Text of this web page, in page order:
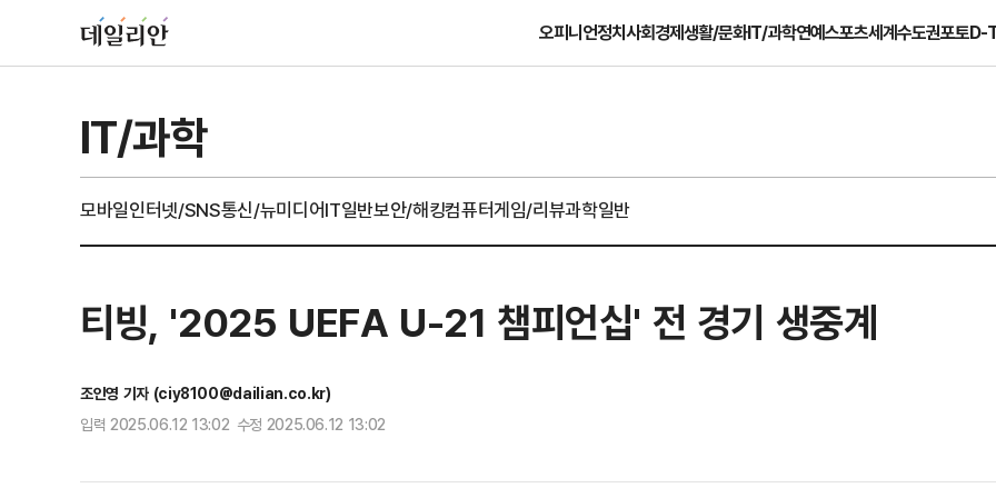
오피니언정치사회경제생활/문화IT/과학연예스포츠세계수도권포토D-
IT/과학
모바일인터넷/SNS통신/뉴미디어IT일반보안/해킹컴퓨터게임/리뷰과학일반
티빙, '2025 UEFA U-21 챔피언십' 전 경기 생중계
조인영 기자 (ciy8100@dailian.co.kr)
입력 2025.06.12 13:02 수정 2025.06.12 13:02